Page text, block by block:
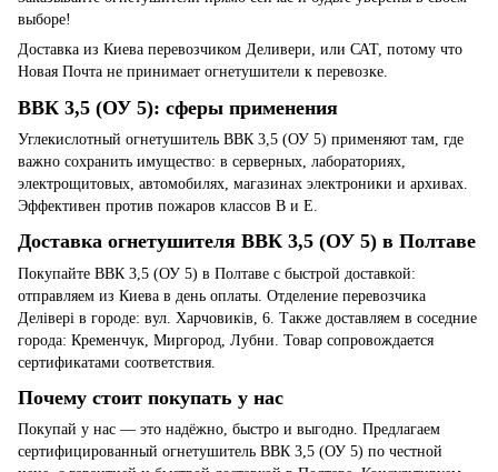
выборе!
Доставка из Киева перевозчиком Деливери, или САТ, потому что
Новая Почта не принимает огнетушители к перевозке.
ВВК 3,5 (ОУ 5): сферы применения
Углекислотный огнетушитель ВВК 3,5 (ОУ 5) применяют там, где
важно сохранить имущество: в серверных, лабораториях,
электрощитовых, автомобилях, магазинах электроники и архивах.
Эффективен против пожаров классов B и E.
Доставка огнетушителя ВВК 3,5 (ОУ 5) в Полтаве
Покупайте ВВК 3,5 (ОУ 5) в Полтаве с быстрой доставкой:
отправляем из Киева в день оплаты. Отделение перевозчика
Делівері в городе: вул. Харчовиків, 6. Также доставляем в соседние
города: Кременчук, Миргород, Лубни. Товар сопровождается
сертификатами соответствия.
Почему стоит покупать у нас
Покупай у нас — это надёжно, быстро и выгодно. Предлагаем
сертифицированный огнетушитель ВВК 3,5 (ОУ 5) по честной